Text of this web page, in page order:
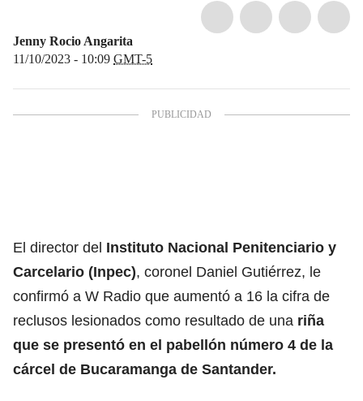
Jenny Rocio Angarita
11/10/2023 - 10:09 GMT-5
El director del Instituto Nacional Penitenciario y
Carcelario (Inpec), coronel Daniel Gutiérrez, le
confirmó a W Radio que aumentó a 16 la cifra de
reclusos lesionados como resultado de una riña
que se presentó en el pabellón número 4 de la
cárcel de Bucaramanga de Santander.